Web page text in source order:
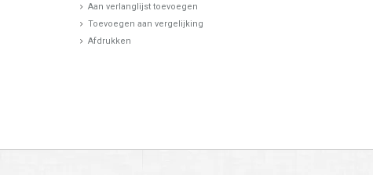
Aan verlanglijst toevoegen
Toevoegen aan vergelijking
Afdrukken